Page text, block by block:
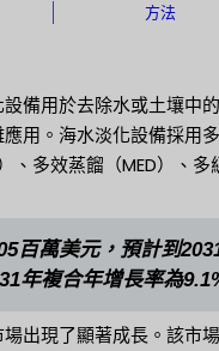
方法
備用於去除水或土壤中
用。海水淡化設備採用
、多效蒸餾（MED）、多
百萬美元，預計到
年複合年增長率為
出現了顯著成長。該市